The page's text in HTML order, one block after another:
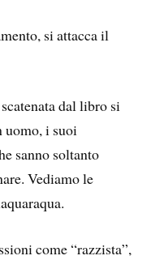
si attacca il
dal libro si
uomo, i suoi
sanno soltanto
Vediamo le
come “razzista”,